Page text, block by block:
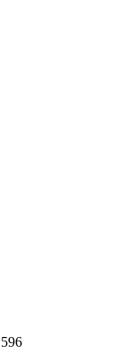
596